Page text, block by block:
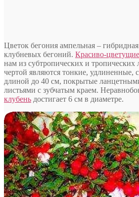
Цветок бегония ампельная –
клубневых бегоний. Красиво-
нам из субтропических и тропических
чертой являются тонкие, удлиненные,
длиной до 40 см, покрытые
листьями с зубчатым краем.
клубень достигает 6 см в диаметре.